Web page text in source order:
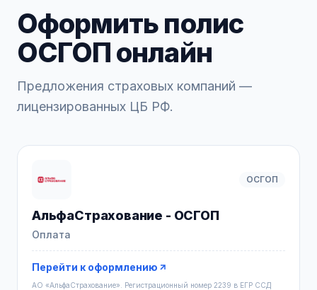
Оформить полис
ОСГОП онлайн
Предложения страховых компаний —
лицензированных ЦБ РФ.
ОСГОП
АльфаСтрахование - ОСГОП
Оплата
Перейти к оформлению
AO «АльфаСтрахование». Регистрационный номер 2239 в ЕГР ССД